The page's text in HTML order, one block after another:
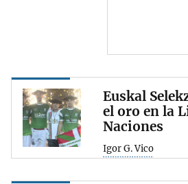
Euskal
el oro en la
Naciones
Igor G. Vico